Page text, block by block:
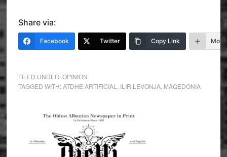
Share via:
Facebook Twitter Copy Link More
FILED UNDER:OPINION
TAGGED WITH:ATDHE ARTIFICIAL ILIR LEVONJA, MAQEDONIA